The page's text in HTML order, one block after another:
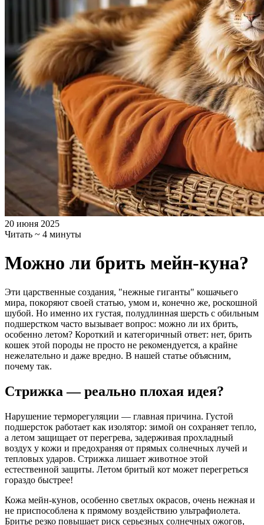
20 июня 2025
Читать ~ 4 минуты
Можно ли брить мейн-куна?
Эти царственные создания, "нежные гиганты" кошачьего
мира, покоряют своей статью, умом и, конечно же, роскошной
шубой. Но именно их густая, полудлинная шерсть с обильным
подшерстком часто вызывает вопрос: можно ли их брить,
особенно летом? Короткий и категоричный ответ: нет, брить
кошек этой породы не просто не рекомендуется, а крайне
нежелательно и даже вредно. В нашей статье объясним,
почему так.
Стрижка — реально плохая идея?
Нарушение терморегуляции — главная причина. Густой
подшерсток работает как изолятор: зимой он сохраняет тепло,
а летом защищает от перегрева, задерживая прохладный
воздух у кожи и предохраняя от прямых солнечных лучей и
тепловых ударов. Стрижка лишает животное этой
естественной защиты. Летом бритый кот может перегреться
гораздо быстрее!
Кожа мейн-кунов, особенно светлых окрасов, очень нежная и
не приспособлена к прямому воздействию ультрафиолета.
Бритье резко повышает риск серьезных солнечных ожогов,